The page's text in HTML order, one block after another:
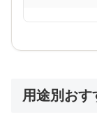
用途別お